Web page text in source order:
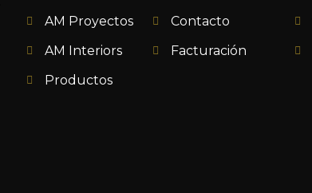
AM Proyectos
AM Interiors
Productos
Contacto
Facturación